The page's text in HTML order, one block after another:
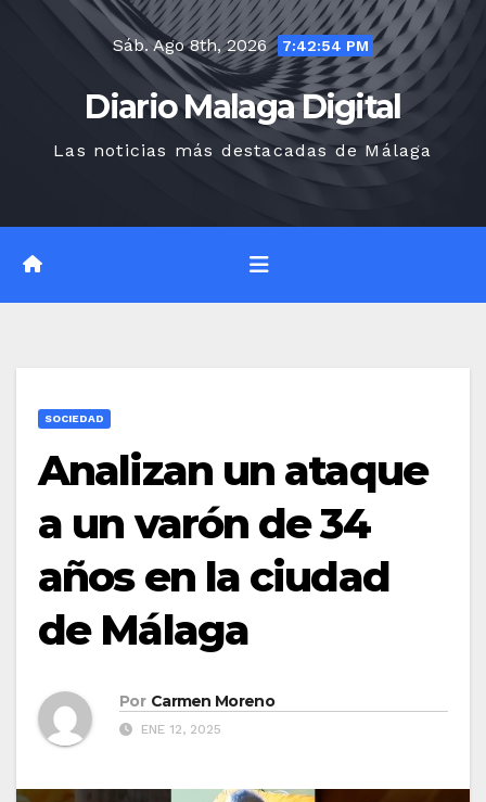
Sáb. Ago 8th, 2026 7:42:56 PM
Diario Malaga Digital
Las noticias más destacadas de Málaga
SOCIEDAD
Analizan un ataque
a un varón de 34
años en la ciudad
de Málaga
Por Carmen Moreno
ENE 12, 2025